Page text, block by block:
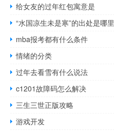
给女友的过年红包寓意是
“水国凉生未是寒”的出处是哪里
mba报考都有什么条件
情绪的分类
过年去看雪有什么说法
c1201故障码怎么解决
三生三世正版攻略
游戏开发